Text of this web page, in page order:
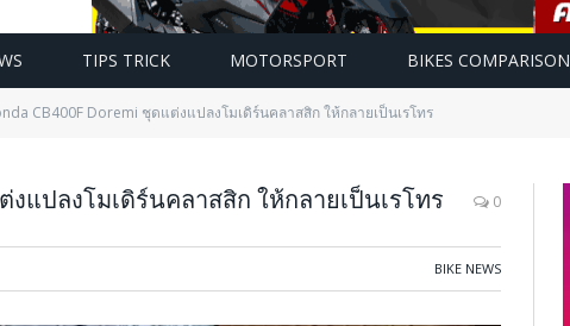
TIPS TRICK MOTORSPORT BIKES COMPARISON
CB400F Doremi ชุดแต่งแปลงโมเดิร์นคลาสสิก ให้กลายเป็นเรโทร
แปลงโมเดิร์นคลาสสิก ให้กลายเป็นเรโทร 0
BIKE NEWS